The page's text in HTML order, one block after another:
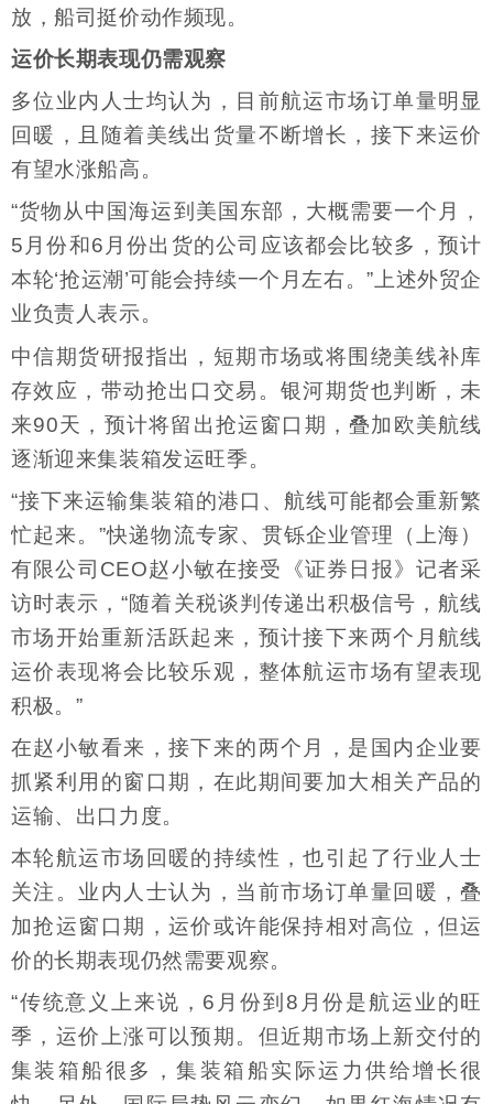
放，船司挺价动作频现。
运价长期表现仍需观察
多位业内人士均认为，目前航运市场订单量明显
回暖，且随着美线出货量不断增长，接下来运价
有望水涨船高。
“货物从中国海运到美国东部，大概需要一个月，
5月份和6月份出货的公司应该都会比较多，预计
本轮‘抢运潮’可能会持续一个月左右。”上述外贸企
业负责人表示。
中信期货研报指出，短期市场或将围绕美线补库
存效应，带动抢出口交易。银河期货也判断，未
来90天，预计将留出抢运窗口期，叠加欧美航线
逐渐迎来集装箱发运旺季。
“接下来运输集装箱的港口、航线可能都会重新繁
忙起来。”快递物流专家、贯铄企业管理（上海）
有限公司CEO赵小敏在接受《证券日报》记者采
访时表示，“随着关税谈判传递出积极信号，航线
市场开始重新活跃起来，预计接下来两个月航线
运价表现将会比较乐观，整体航运市场有望表现
积极。”
在赵小敏看来，接下来的两个月，是国内企业要
抓紧利用的窗口期，在此期间要加大相关产品的
运输、出口力度。
本轮航运市场回暖的持续性，也引起了行业人士
关注。业内人士认为，当前市场订单量回暖，叠
加抢运窗口期，运价或许能保持相对高位，但运
价的长期表现仍然需要观察。
“传统意义上来说，6月份到8月份是航运业的旺
季，运价上涨可以预期。但近期市场上新交付的
集装箱船很多，集装箱船实际运力供给增长很